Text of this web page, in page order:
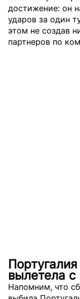
достижение: он
ударов за один
этом не создав
партнеров по
вылетела
Напомним, что